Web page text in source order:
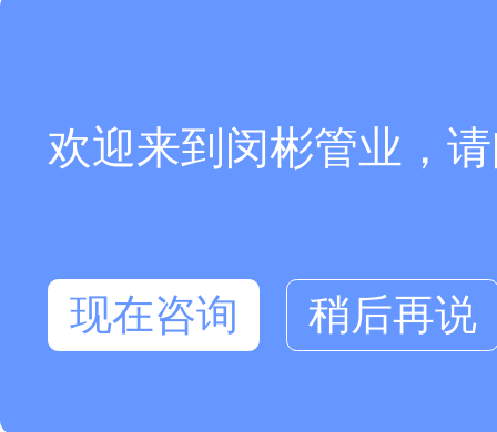
欢迎来到闵彬管业，
现在咨询
稍后再说
在线咨询